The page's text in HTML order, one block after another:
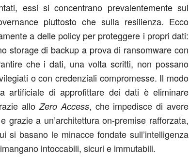
essi si concentrano prevalentemente sul
piuttosto che sulla resilienza. Ecco
a delle policy per proteggere i propri dati:
storage di backup a prova di ransomware con
che i dati, una volta scritti, non possano
o con credenziali compromesse. Il modo
artificiale di approfittare dei dati è eliminare
allo Zero Access, che impedisce di avere
grazie a un’architettura on-premise rafforzata,
si basano le minacce fondate sull’intelligenza
intoccabili, sicuri e immutabili.